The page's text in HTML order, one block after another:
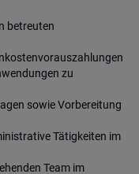
betreuten
zu
sowie Vorbereitung
Tätigkeiten im
Team im